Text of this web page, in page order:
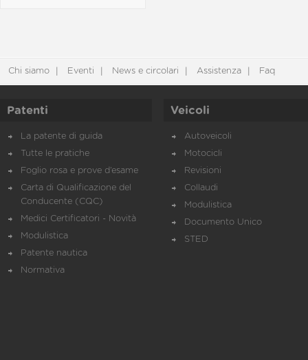
Chi siamo Eventi News e circolari Assistenza Faq
Patenti
La patente di guida
Tutte le pratiche
Foglio rosa e prove d’esame
Carta di Qualificazione del
Conducente (CQC)
Medici Certificatori - Novità
Modulistica
Patente nautica
Normativa
Veicoli
Autoveicoli
Motocicli
Revisioni
Collaudi
Modulistica
Documento Unico
STED